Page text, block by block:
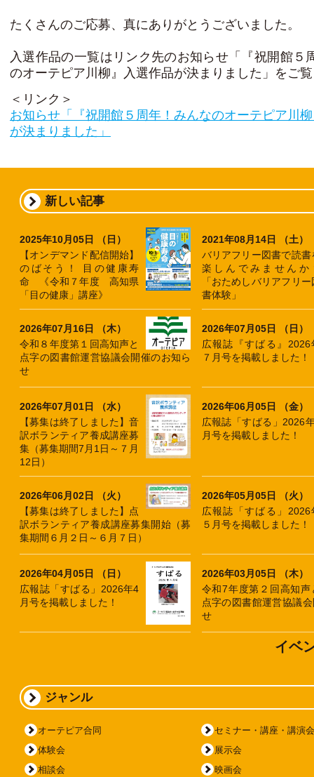
たくさんのご応募、真にありがとうございました。
入選作品の一覧はリンク先のお知らせ「『祝開館５
のオーテピア川柳』入選作品が決まりました」をご
＜リンク＞
お知らせ「『祝開館５周年！みんなのオーテピア川
が決まりました」
新しい記事
2025年10月05日 （日）
【オンデマンド配信開始】
のばそう！ 目の健康寿
命 《令和７年度 高知県
「目の健康」講座》
2021年08月14日 （土）
バリアフリー図書で読書
楽しんでみませんか
「おためしバリアフリー
書体験」
2026年07月16日 （木）
令和８年度第１回高知声と
点字の図書館運営協議会開催のお知ら
せ
2026年07月05日 （日）
広報誌『すばる』2026
７月号を掲載しました！
2026年07月01日 （水）
【募集は終了しました】音
訳ボランティア養成講座募
集（募集期間7月1日～７月
12日）
2026年06月05日 （金）
広報誌「すばる」2026
月号を掲載しました！
2026年06月02日 （火）
【募集は終了しました】点
訳ボランティア養成講座募集開始（募
集期間６月２日～６月７日）
2026年05月05日 （火）
広報誌「すばる」2026
５月号を掲載しました！
2026年04月05日 （日）
広報誌「すばる」2026年4
月号を掲載しました！
2026年03月05日 （木）
令和7年度第２回高知声
点字の図書館運営協議
せ
イベ
ジャンル
オーテピア合同
セミナー・講座・講演会
体験会
展示会
相談会
映画会